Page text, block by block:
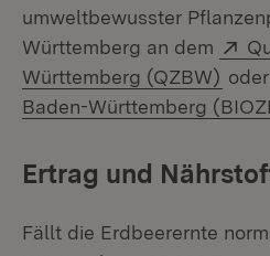
umweltbewusster
Württemberg an dem
Württemberg (QZBW) oder
Baden-Württemberg
Ertrag und
Fällt die Erdbeerernte